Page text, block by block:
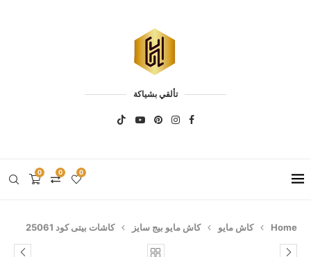
تألقي بشياكة
0 0 0
Home كاش مايو كاش مايو بيج سايز كاشات بيتى كود 25061